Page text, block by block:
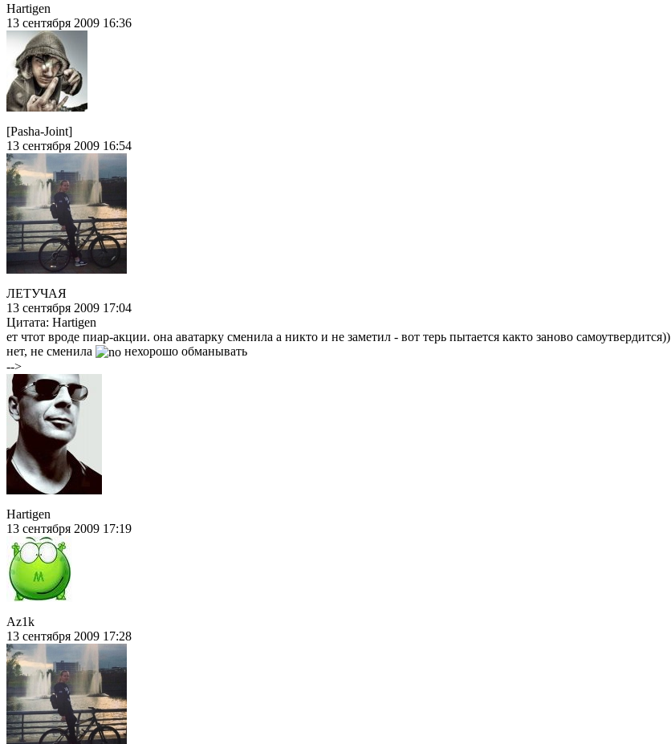
Hartigen
13 сентября 2009 16:36
[Pasha-Joint]
13 сентября 2009 16:54
ЛЕТУЧАЯ
13 сентября 2009 17:04
Цитата: Hartigen
ет чтот вроде пиар-акции. она аватарку сменила а никто и не заметил - вот терь пытается както заново самоутвердится))
нет, не сменила
нехорошо обманывать
-->
Hartigen
13 сентября 2009 17:19
Az1k
13 сентября 2009 17:28